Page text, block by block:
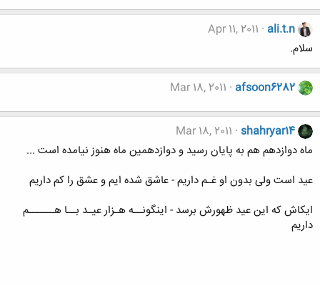
ali.t.n
Apr 11, 2011
سلام.
afsoon6282
Mar 18, 2011
shahryar14
Mar 18, 2011
ماه دوازدهم هم به پایان رسید و دوازدهمین ماه هنوز نیامده است ...
عید است ولی بدون او غـم داریم - عاشق شده ایم و عشق را کم داریم
ایکاش که این عید ظهورش برسد - اینگونــه هـزار عیـد بــا هــــــم
داریم